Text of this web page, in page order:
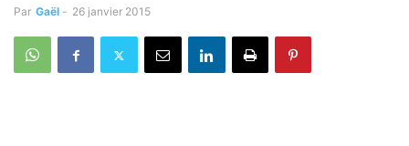
Par Gaël - 26 janvier 2015